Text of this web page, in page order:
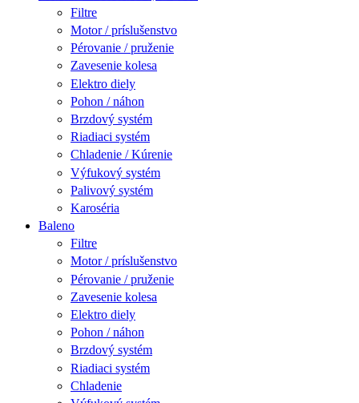
Filtre
Motor / príslušenstvo
Pérovanie / pruženie
Zavesenie kolesa
Elektro diely
Pohon / náhon
Brzdový systém
Riadiaci systém
Chladenie / Kúrenie
Výfukový systém
Palivový systém
Karoséria
Baleno
Filtre
Motor / príslušenstvo
Pérovanie / pruženie
Zavesenie kolesa
Elektro diely
Pohon / náhon
Brzdový systém
Riadiaci systém
Chladenie